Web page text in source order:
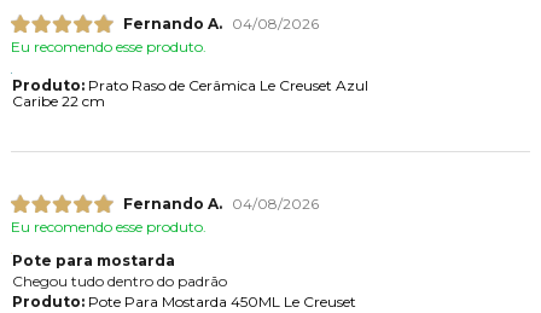
Fernando A.
04/08/2026
Eu recomendo esse produto.
Produto:Prato Raso de Cerâmica Le Creuset Azul
Caribe 22 cm
Fernando A.
04/08/2026
Eu recomendo esse produto.
Pote para mostarda
Chegou tudo dentro do padrão
Produto:Pote Para Mostarda 450ML Le Creuset